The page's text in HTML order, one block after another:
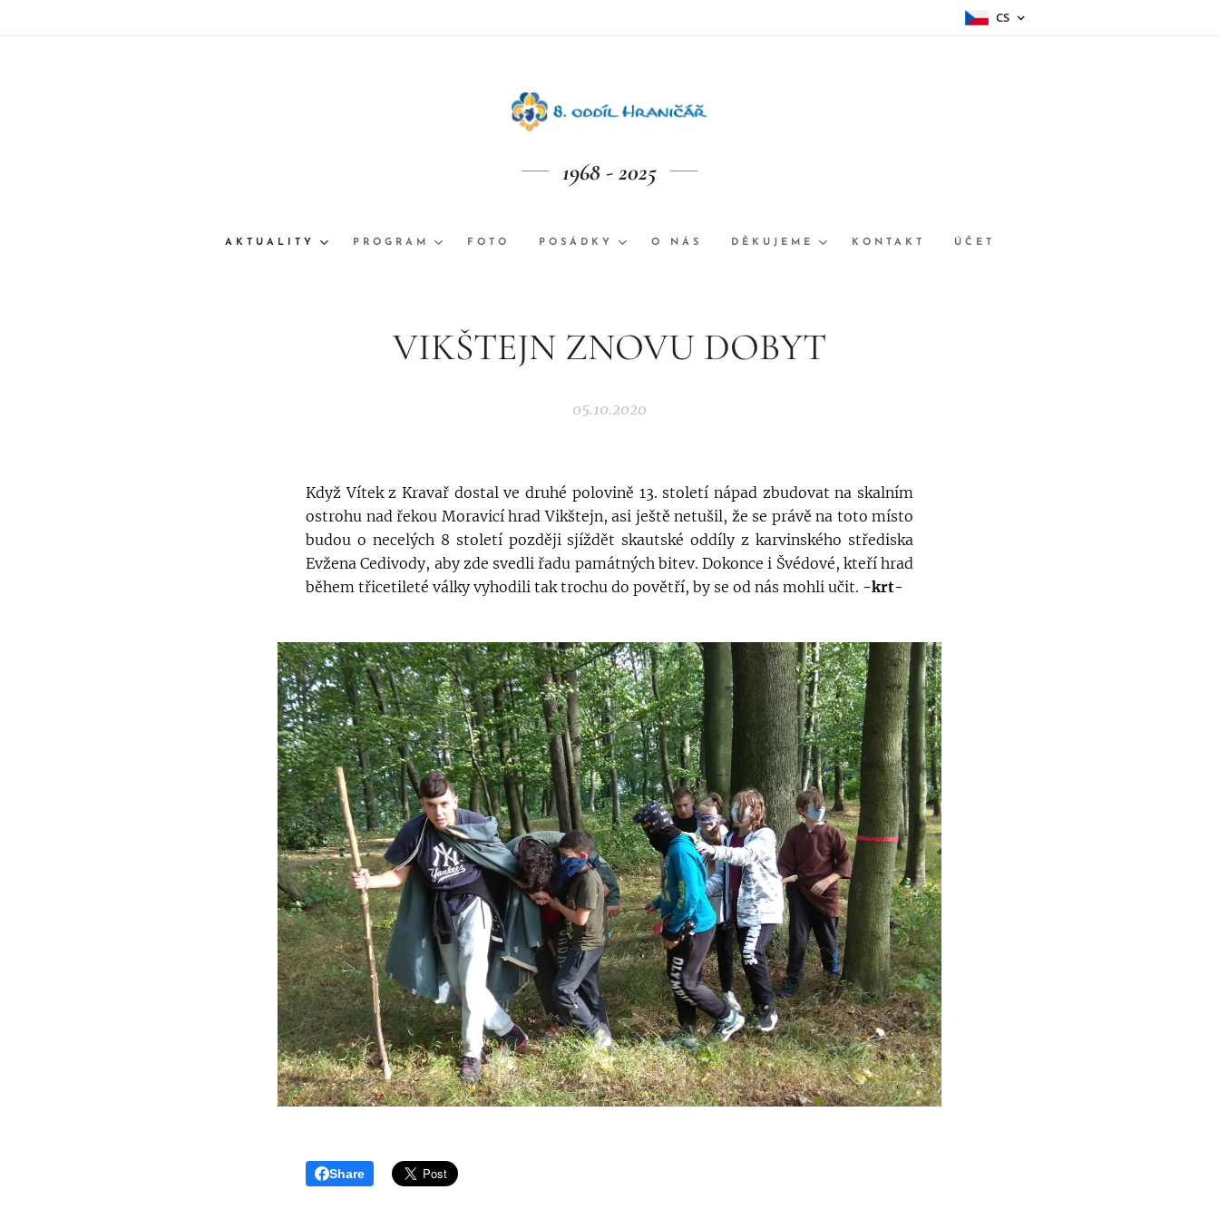
CS
1968 - 2025
AKTUALITY PROGRAM FOTO POSÁDKY O NÁS DĚKUJEME KONTAKT ÚČET
VIKŠTEJN ZNOVU DOBYT
05.10.2020
Když Vítek z Kravař dostal ve druhé polovině 13. století nápad zbudovat na skalním
ostrohu nad řekou Moravicí hrad Vikštejn, asi ještě netušil, že se právě na toto místo
budou o necelých 8 století později sjíždět skautské oddíly z karvinského střediska
Evžena Cedivody, aby zde svedli řadu památných bitev. Dokonce i Švédové, kteří hrad
během třicetileté války vyhodili tak trochu do povětří, by se od nás mohli učit. -krt-
Share